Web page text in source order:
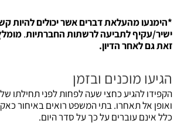
*הימנעו מהעלאת דברים אשר יכולים להיות
ישיר/עקיף לתביעה לרשתות החברתיות.
זאת גם לאחר הדיון.
הגיעו מוכנים ובזמן
הקפידו להגיע כחצי שעה לפחות לפני תחילתו של
ואופן אל תאחרו. בתי המשפט רואים באיחור
כלל אינם עוברים על כך על סדר היום.